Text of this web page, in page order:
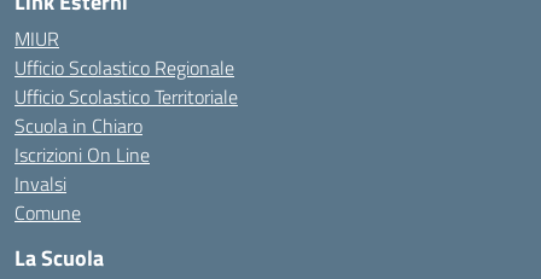
MIUR
Ufficio Scolastico Regionale
Ufficio Scolastico Territoriale
Scuola in Chiaro
Iscrizioni On Line
Invalsi
Comune
La Scuola